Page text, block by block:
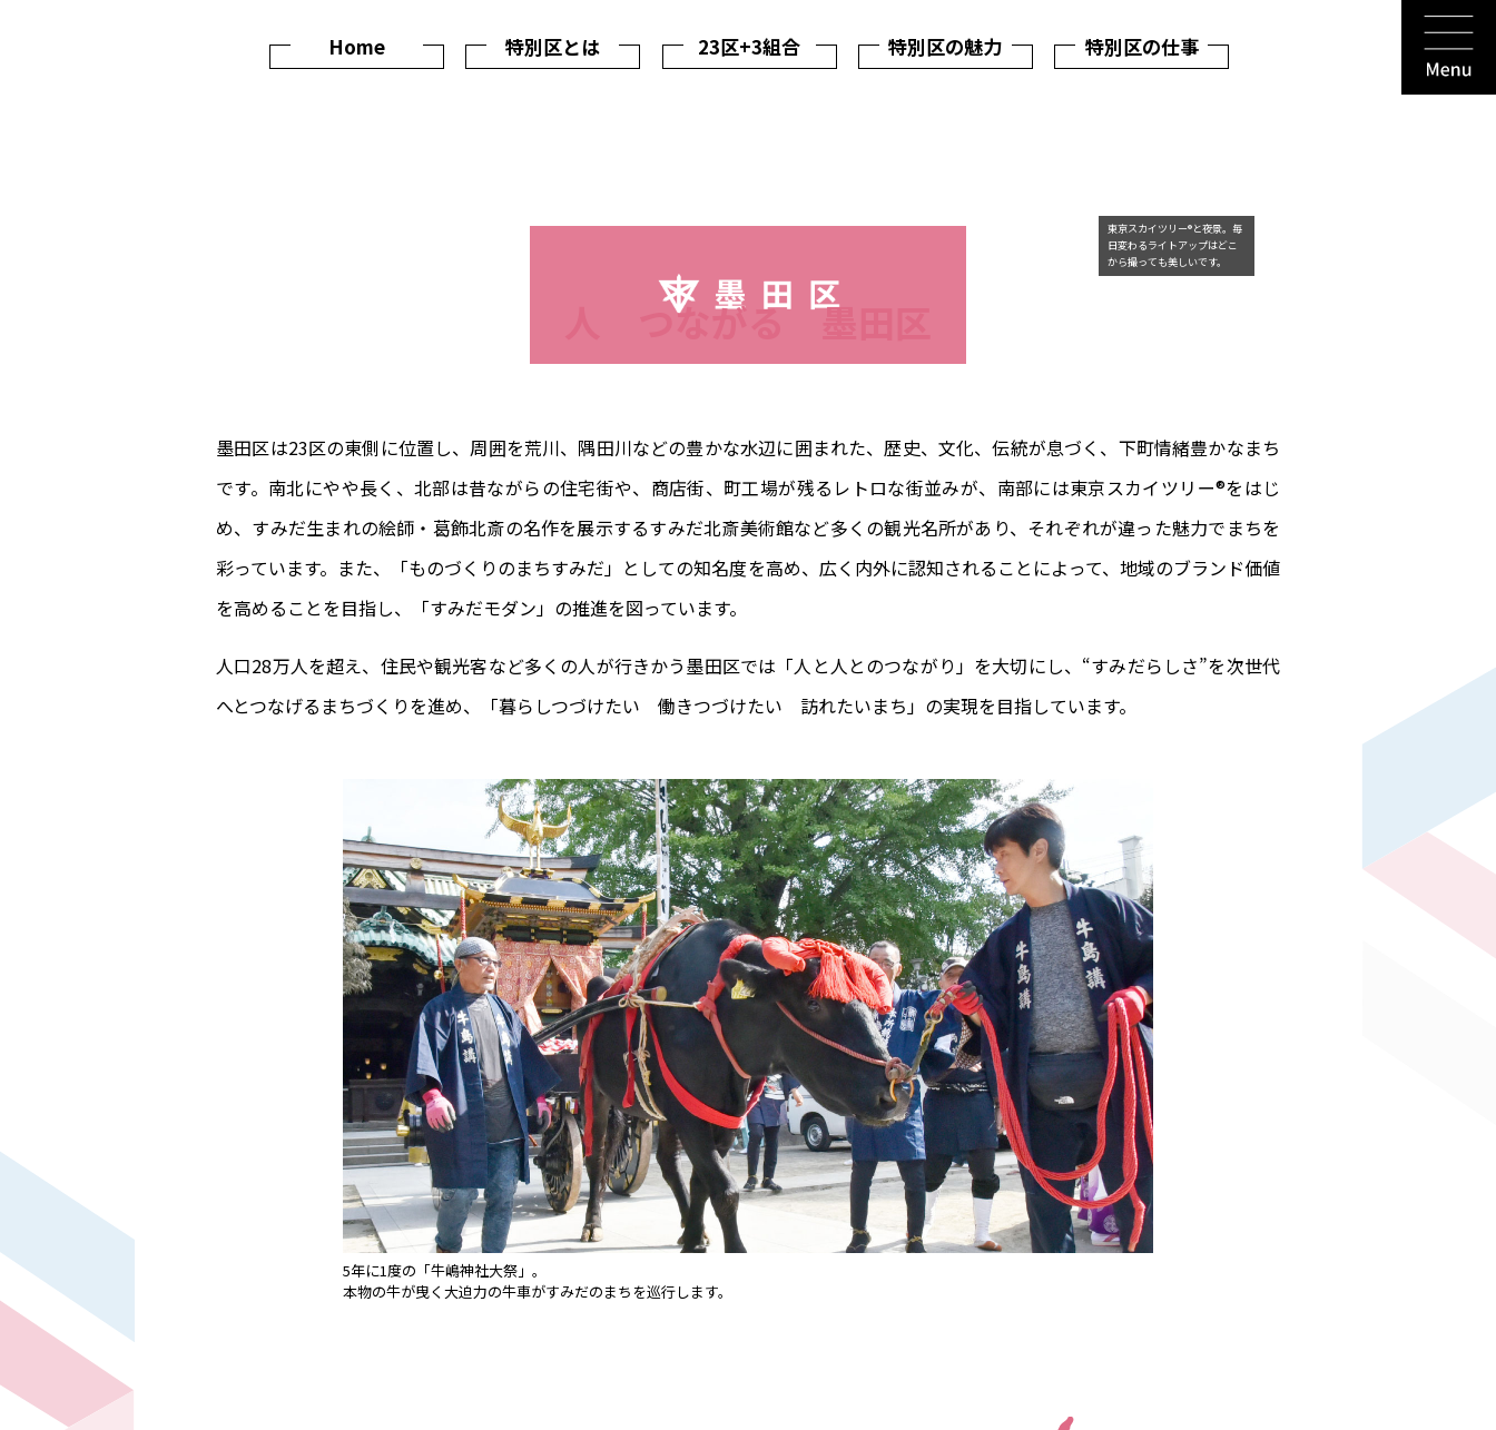
Home 特別区とは 23区+3組合 特別区の魅力 特別区の仕事
東京スカイツリー®と夜景。毎
日変わるライトアップはどこ
から撮っても美しいです。
人 つながる 墨田区
墨田区は23区の東側に位置し、周囲を荒川、隅田川などの豊かな水辺に囲まれた、歴史、文化、伝統が息づく、下町情緒豊かなまち
です。南北にやや長く、北部は昔ながらの住宅街や、商店街、町工場が残るレトロな街並みが、南部には東京スカイツリー®をはじ
め、すみだ生まれの絵師・葛飾北斎の名作を展示するすみだ北斎美術館など多くの観光名所があり、それぞれが違った魅力でまちを
彩っています。また、「ものづくりのまちすみだ」としての知名度を高め、広く内外に認知されることによって、地域のブランド価値
を高めることを目指し、「すみだモダン」の推進を図っています。
人口28万人を超え、住民や観光客など多くの人が行きかう墨田区では「人と人とのつながり」を大切にし、“すみだらしさ”を次世代
へとつなげるまちづくりを進め、「暮らしつづけたい 働きつづけたい 訪れたいまち」の実現を目指しています。
5年に1度の「牛嶋神社大祭」。
本物の牛が曳く大迫力の牛車がすみだのまちを巡行します。